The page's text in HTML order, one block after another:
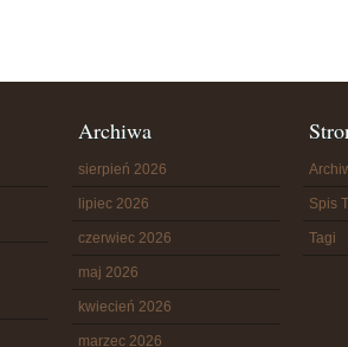
Archiwa
sierpień 2026
lipiec 2026
czerwiec 2026
maj 2026
kwiecień 2026
marzec 2026
Spis
Tagi